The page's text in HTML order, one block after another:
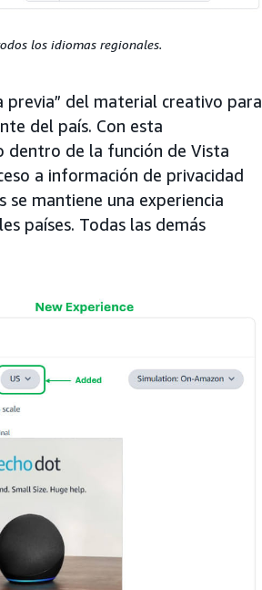
los idiomas regionales.
previa” del material creativo para
del país. Con esta
dentro de la función de Vista
a información de privacidad
se mantiene una experiencia
países. Todas las demás